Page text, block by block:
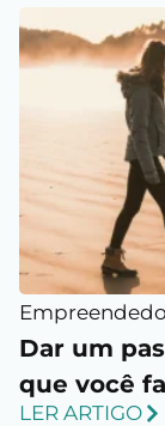
Dar um
que você
LER ARTIGO